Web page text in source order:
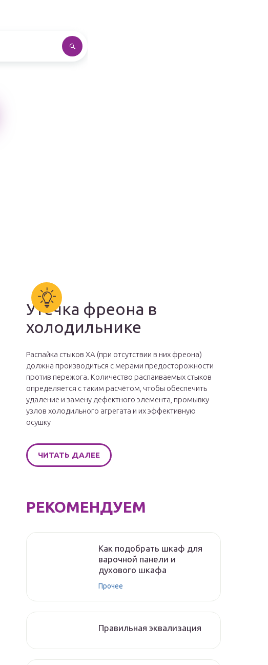
Утечка фреона в
холодильнике
Распайка стыков ХА (при отсутствии в них фреона)
должна производиться с мерами предосторожности
против пережога. Количество распаиваемых стыков
определяется с таким расчётом, чтобы обеспечить
удаление и замену дефектного элемента, промывку
узлов холодильного агрегата и их эффективную
осушку
ЧИТАТЬ ДАЛЕЕ
РЕКОМЕНДУЕМ
Как подобрать шкаф для
варочной панели и
духового шкафа
Прочее
Правильная эквализация